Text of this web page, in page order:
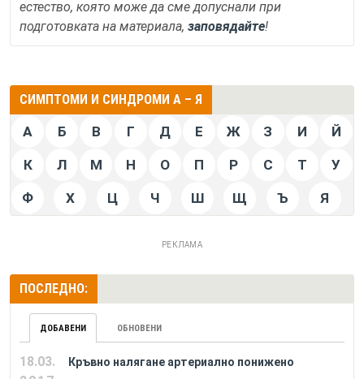
естество, която може да сме допуснали при
подготовката на материала, заповядайте!
СИМПТОМИ И СИНДРОМИ А – Я
А Б В Г Д Е Ж З И Й
К Л М Н О П Р С Т У
Ф Х Ц Ч Ш Щ Ъ Я
РЕКЛАМА
ПОСЛЕДНО:
ДОБАВЕНИ ОБНОВЕНИ
18.03.
Кръвно налягане артериално понижено